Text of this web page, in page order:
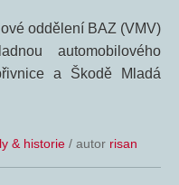
oddělení BAZ (VMV)
automobilového
a Škodě Mladá
& historie / autor risan